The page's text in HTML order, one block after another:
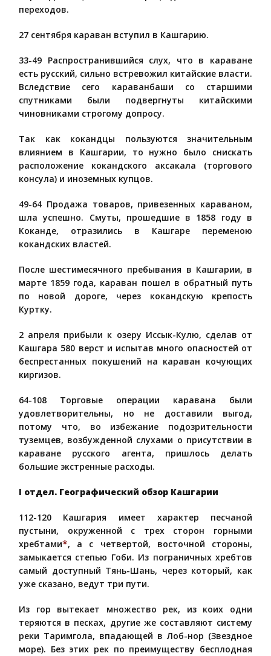
переходов.
27 сентября караван вступил в Кашгарию.
33-49 Распространившийся слух, что в караване
есть русский, сильно встревожил китайские власти.
Вследствие сего караванбаши со старшими
спутниками были подвергнуты китайскими
чиновниками строгому допросу.
Так как кокандцы пользуются значительным
влиянием в Кашгарии, то нужно было снискать
расположение кокандского аксакала (торгового
консула) и иноземных купцов.
49-64 Продажа товаров, привезенных караваном,
шла успешно. Смуты, прошедшие в 1858 году в
Коканде, отразились в Кашгаре переменою
кокандских властей.
После шестимесячного пребывания в Кашгарии, в
марте 1859 года, караван пошел в обратный путь
по новой дороге, через кокандскую крепость
Куртку.
2 апреля прибыли к озеру Иссык-Кулю, сделав от
Кашгара 580 верст и испытав много опасностей от
беспрестанных покушений на караван кочующих
киргизов.
64-108 Торговые операции каравана были
удовлетворительны, но не доставили выгод,
потому что, во избежание подозрительности
туземцев, возбужденной слухами о присутствии в
караване русского агента, пришлось делать
большие экстренные расходы.
I отдел. Географический обзор Кашгарии
112-120 Кашгария имеет характер песчаной
пустыни, окруженной с трех сторон горными
хребтами*, а с четвертой, восточной стороны,
замыкается степью Гоби. Из пограничных хребтов
самый доступный Тянь-Шань, через который, как
уже сказано, ведут три пути.
Из гор вытекает множество рек, из коих одни
теряются в песках, другие же составляют систему
реки Таримгола, впадающей в Лоб-нор (Звездное
море). Без этих рек по преимуществу бесплодная